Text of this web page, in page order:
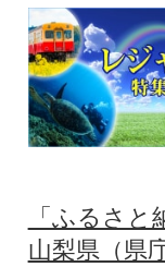
「ふるさと
山梨県（県庁